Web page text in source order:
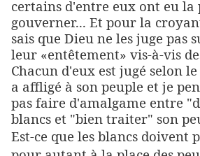
certains d'entre eux ont eu la
gouverner... Et pour la
sais que Dieu ne les juge pas
leur «entêtement» vis-à-vis
Chacun d'eux est jugé selon
a affligé à son peuple et je
pas faire d'amalgame entre
blancs et "bien traiter" son
Est-ce que les blancs doivent